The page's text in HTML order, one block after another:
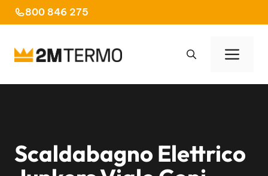
al
800 846 275
Scaldabagno Elettrico